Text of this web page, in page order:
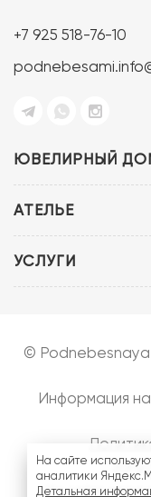
ЮВЕЛИРНЫЙ
АТЕЛЬЕ
УСЛУГИ
+7 925 518-76-10
©
Информация
На сайте могут
На сайте
аналитики
Детальная